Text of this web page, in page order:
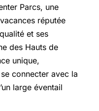
Parcs, une
réputée
et ses
des Hauts de
unique,
connecter avec la
large éventail